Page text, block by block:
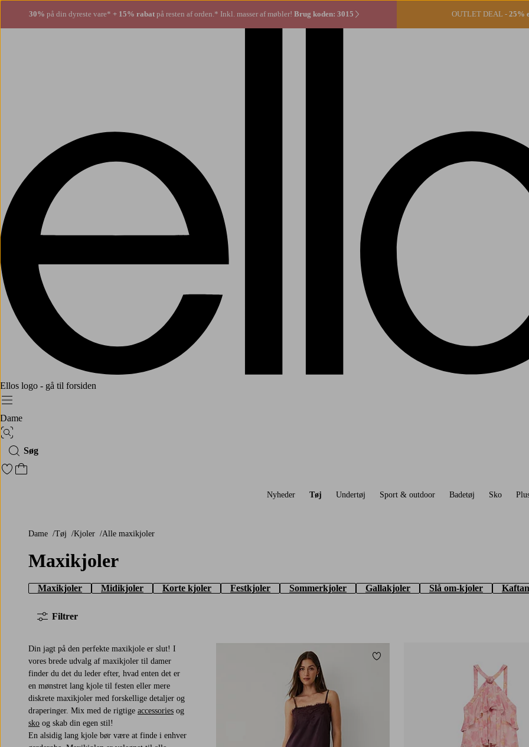
30% på din dyreste vare* + 15% rabat på resten af orden.* Inkl. masser af møbler! Brug koden: 3015 OUTLET DEAL - 25%
Ellos logo - gå til forsiden
Menu
Dame
Billedsøgning
Søg
Gå til favoritmarkerede produkter
Gå til indkøbskurven
Nyheder Tøj Undertøj Sport & outdoor Badetøj Sko
Dame Tøj Kjoler Alle maxikjoler
Maxikjoler
Maxikjoler Midikjoler Korte kjoler Festkjoler Sommerkjoler Gallakjoler Slå om-kjoler
Filtrer
Din jagt på den perfekte maxikjole er slut! I
vores brede udvalg af maxikjoler til damer
finder du det du leder efter, hvad enten det er
en mønstret lang kjole til festen eller mere
diskrete maxikjoler med forskellige detaljer og
draperinger. Mix med de rigtige accessories og
sko og skab din egen stil!
En alsidig lang kjole bør være at finde i enhver
Tilføj til favoritter